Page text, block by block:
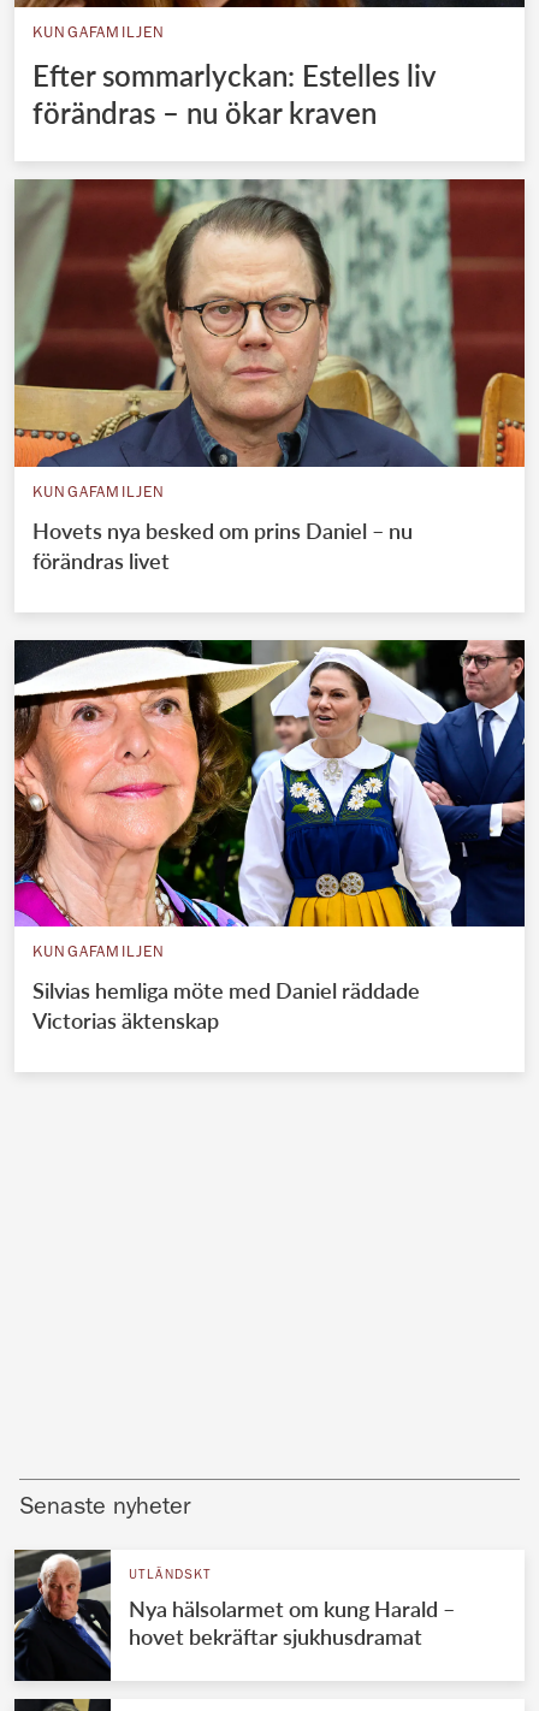
KUNGAFAMILJEN
Efter sommarlyckan: Estelles liv
förändras – nu ökar kraven
KUNGAFAMILJEN
Hovets nya besked om prins Daniel – nu
förändras livet
KUNGAFAMILJEN
Silvias hemliga möte med Daniel räddade
Victorias äktenskap
Senaste nyheter
UTLÄNDSKT
Nya hälsolarmet om kung Harald –
hovet bekräftar sjukhusdramat